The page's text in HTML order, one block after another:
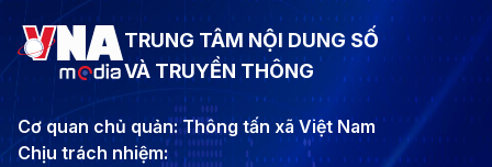
TRUNG TÂM NỘI DUNG SỐ
VÀ TRUYỀN THÔNG
Cơ quan chủ quản: Thông tấn xã Việt Nam
Chịu trách nhiệm: